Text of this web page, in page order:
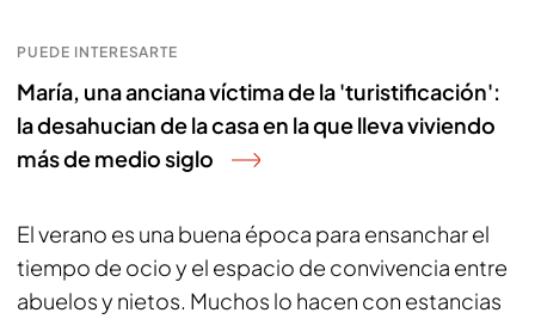
PUEDE INTERESARTE
María, una anciana víctima de la 'turistificación':
la desahucian de la casa en la que lleva viviendo
más de medio siglo
El verano es una buena época para ensanchar el
tiempo de ocio y el espacio de convivencia entre
abuelos y nietos. Muchos lo hacen con estancias